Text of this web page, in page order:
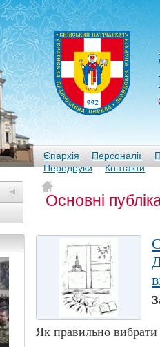
Єпархія Персоналії
Передруки
Контакти
Основні
Як правильно вибрати